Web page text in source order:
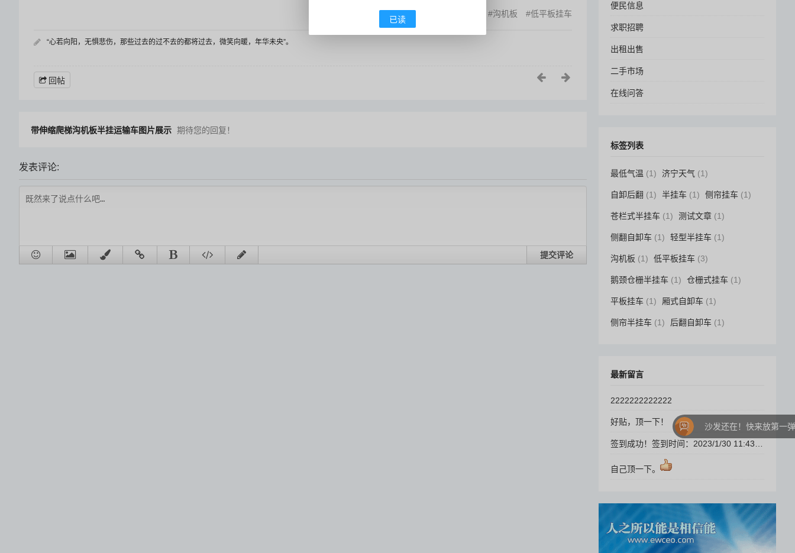
沟机板 低平板挂车
“心若向阳，无惧悲伤，那些过去的过不去的都将过去，微笑向暖，年华未央”。
回帖
带伸缩爬梯沟机板半挂运输车图片展示 期待您的回复！
发表评论:
提交评论
便民信息
求职招聘
出租出售
二手市场
在线问答
标签列表
最低气温 (1) 济宁天气 (1)
自卸后翻 (1) 半挂车 (1) 侧帘挂车 (1)
苍栏式半挂车 (1) 测试文章 (1)
侧翻自卸车 (1) 轻型半挂车 (1)
沟机板 (1) 低平板挂车 (3)
鹅颈仓栅半挂车 (1) 仓栅式挂车 (1)
平板挂车 (1) 厢式自卸车 (1)
侧帘半挂车 (1) 后翻自卸车 (1)
最新留言
2222222222222
好贴，顶一下！
签到成功！签到时间：2023/1/30 11:43:24，每日签到，生活更精彩！
自己顶一下。
沙发还在！快来放第一弹吧！
已读